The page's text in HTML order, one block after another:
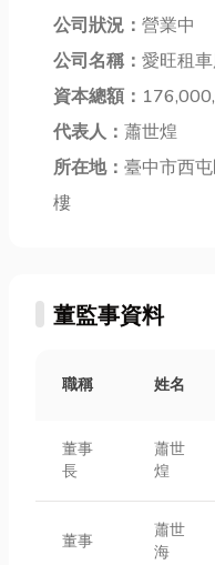
公司狀況： 營業中
公司名稱： 愛旺租
資本總額：
代表人： 蕭世煌
所在地： 臺中市西
樓
董監事資料
職稱 姓名
董事
長
蕭世
煌
董事
蕭世
海